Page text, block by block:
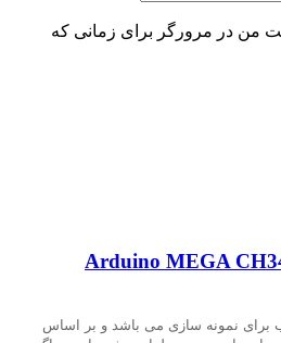
من در مرورگر برای زمانی که
برای نمونه سازی می باشد و بر اساس